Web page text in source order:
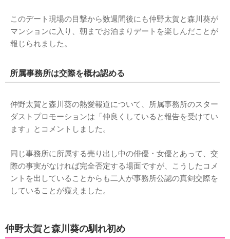
このデート現場の目撃から数週間後にも仲野太賀と森川葵が
マンションに入り、朝までお泊まりデートを楽しんだことが
報じられました。
所属事務所は交際を概ね認める
仲野太賀と森川葵の熱愛報道について、所属事務所のスター
ダストプロモーションは「仲良くしていると報告を受けてい
ます」とコメントしました。
同じ事務所に所属する売り出し中の俳優・女優とあって、交
際の事実がなければ完全否定する場面ですが、こうしたコメ
ントを出していることからも二人が事務所公認の真剣交際を
していることが窺えました。
仲野太賀と森川葵の馴れ初め